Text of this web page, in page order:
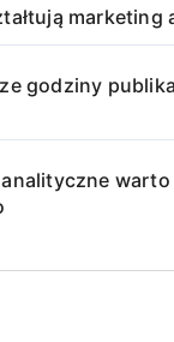
marketing
godziny